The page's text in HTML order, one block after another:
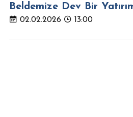
Beldemize Dev Bir
02.02.2026 13:00